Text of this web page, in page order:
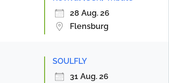
28 Aug. 26
Flensburg
SOULFLY
31 Aug. 26